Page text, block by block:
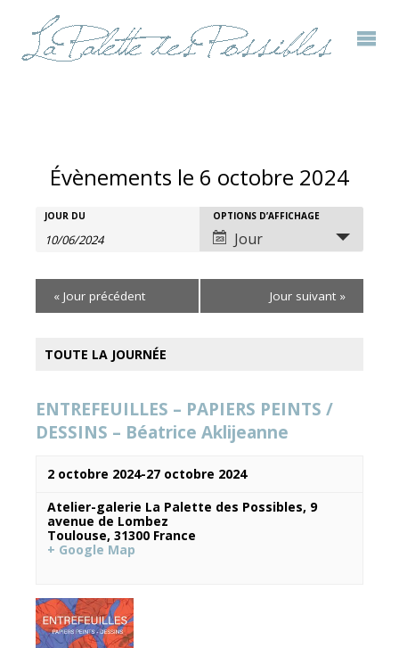
Évènements le 6 octobre 2024
Recherche
navigation
de
vues
Évènements
Rechercher
JOUR DU
Navigation
de
vues
OPTIONS D’AFFICHAGE
Jour
« Jour précédent Jour suivant »
TOUTE LA JOURNÉE
ENTREFEUILLES – PAPIERS PEINTS /
DESSINS – Béatrice Aklijeanne
2 octobre 2024-27 octobre 2024
Atelier-galerie La Palette des Possibles, 9
avenue de Lombez
Toulouse, 31300 France
+ Google Map